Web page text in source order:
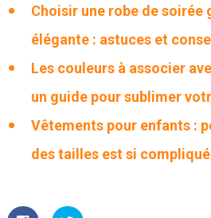
Choisir une robe de soirée
élégante : astuces et
Les couleurs à associer
un guide pour sublimer
Vêtements pour enfants :
des tailles est si